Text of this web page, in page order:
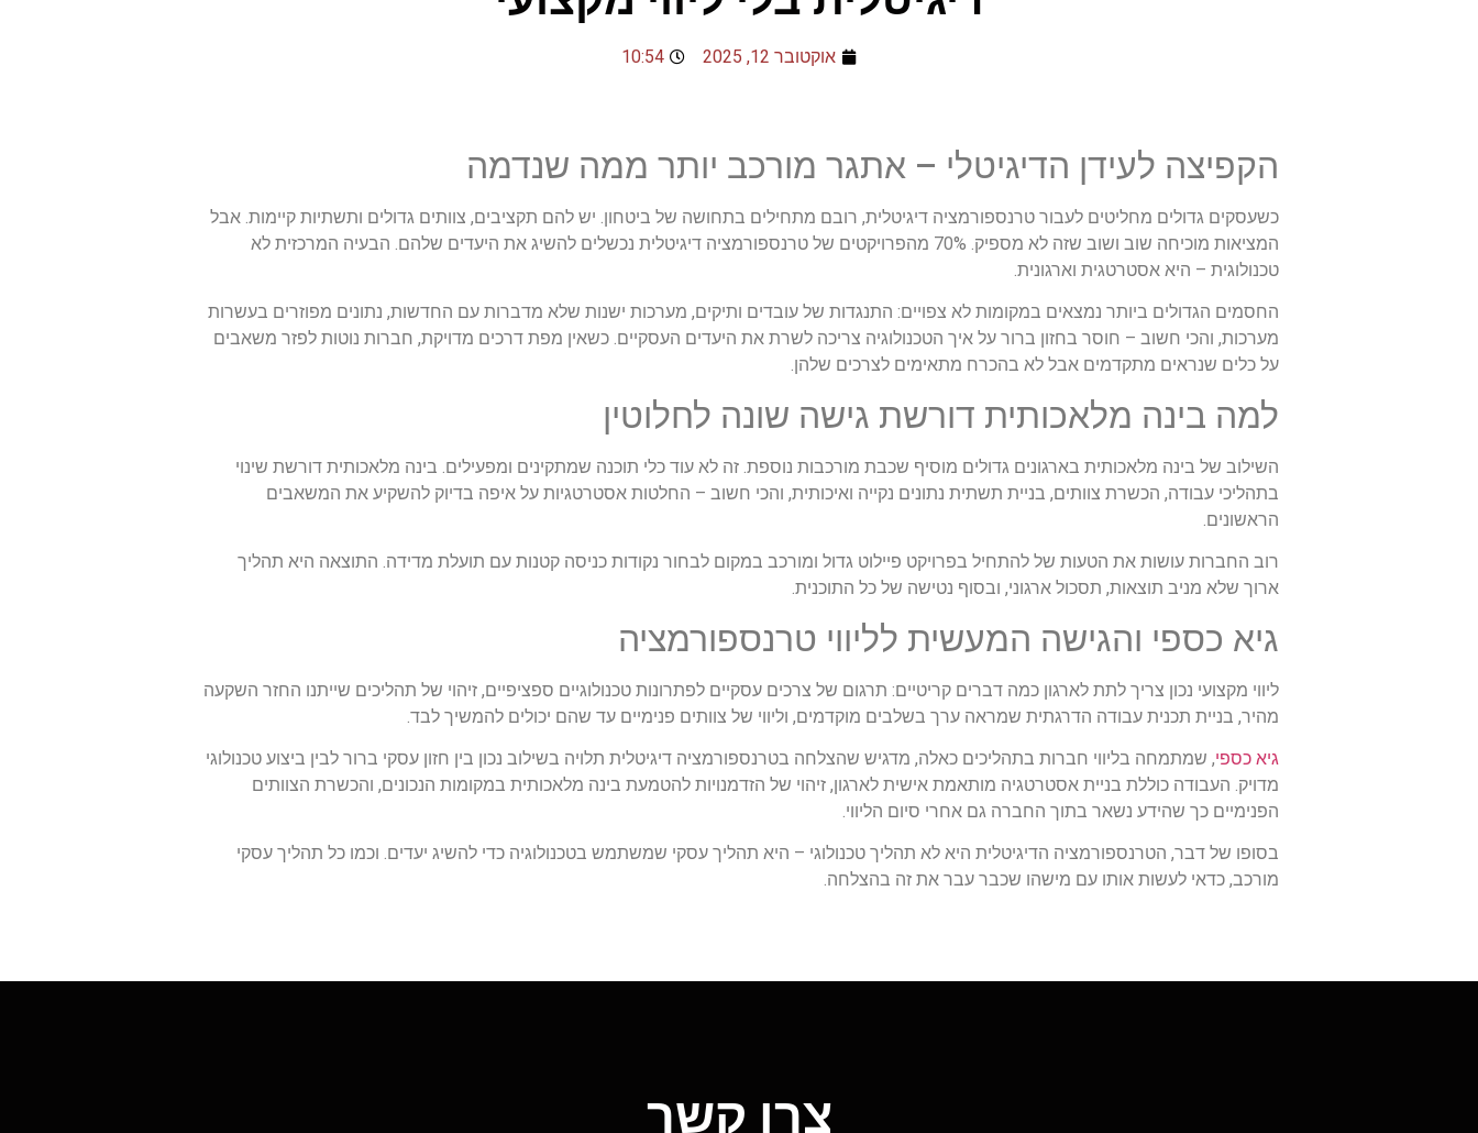
אוקטובר 12, 2025 10:54
הקפיצה לעידן הדיגיטלי – אתגר מורכב יותר ממה שנדמה
כשעסקים גדולים מחליטים לעבור טרנספורמציה דיגיטלית, רובם מתחילים בתחושה של ביטחון. יש להם תקציבים, צוותים גדולים ותשתיות קיימות. אבל
המציאות מוכיחה שוב ושוב שזה לא מספיק. 70% מהפרויקטים של טרנספורמציה דיגיטלית נכשלים להשיג את היעדים שלהם. הבעיה המרכזית לא
טכנולוגית – היא אסטרטגית וארגונית.
החסמים הגדולים ביותר נמצאים במקומות לא צפויים: התנגדות של עובדים ותיקים, מערכות ישנות שלא מדברות עם החדשות, נתונים מפוזרים בעשרות
מערכות, והכי חשוב – חוסר בחזון ברור על איך הטכנולוגיה צריכה לשרת את היעדים העסקיים. כשאין מפת דרכים מדויקת, חברות נוטות לפזר משאבים
על כלים שנראים מתקדמים אבל לא בהכרח מתאימים לצרכים שלהן.
למה בינה מלאכותית דורשת גישה שונה לחלוטין
השילוב של בינה מלאכותית בארגונים גדולים מוסיף שכבת מורכבות נוספת. זה לא עוד כלי תוכנה שמתקינים ומפעילים. בינה מלאכותית דורשת שינוי
בתהליכי עבודה, הכשרת צוותים, בניית תשתית נתונים נקייה ואיכותית, והכי חשוב – החלטות אסטרטגיות על איפה בדיוק להשקיע את המשאבים
הראשונים.
רוב החברות עושות את הטעות של להתחיל בפרויקט פיילוט גדול ומורכב במקום לבחור נקודות כניסה קטנות עם תועלת מדידה. התוצאה היא תהליך
ארוך שלא מניב תוצאות, תסכול ארגוני, ובסוף נטישה של כל התוכנית.
גיא כספי והגישה המעשית לליווי טרנספורמציה
ליווי מקצועי נכון צריך לתת לארגון כמה דברים קריטיים: תרגום של צרכים עסקיים לפתרונות טכנולוגיים ספציפיים, זיהוי של תהליכים שייתנו החזר השקעה
מהיר, בניית תכנית עבודה הדרגתית שמראה ערך בשלבים מוקדמים, וליווי של צוותים פנימיים עד שהם יכולים להמשיך לבד.
גיא כספי, שמתמחה בליווי חברות בתהליכים כאלה, מדגיש שהצלחה בטרנספורמציה דיגיטלית תלויה בשילוב נכון בין חזון עסקי ברור לבין ביצוע טכנולוגי
מדויק. העבודה כוללת בניית אסטרטגיה מותאמת אישית לארגון, זיהוי של הזדמנויות להטמעת בינה מלאכותית במקומות הנכונים, והכשרת הצוותים
הפנימיים כך שהידע נשאר בתוך החברה גם אחרי סיום הליווי.
בסופו של דבר, הטרנספורמציה הדיגיטלית היא לא תהליך טכנולוגי – היא תהליך עסקי שמשתמש בטכנולוגיה כדי להשיג יעדים. וכמו כל תהליך עסקי
מורכב, כדאי לעשות אותו עם מישהו שכבר עבר את זה בהצלחה.
צרו קשר